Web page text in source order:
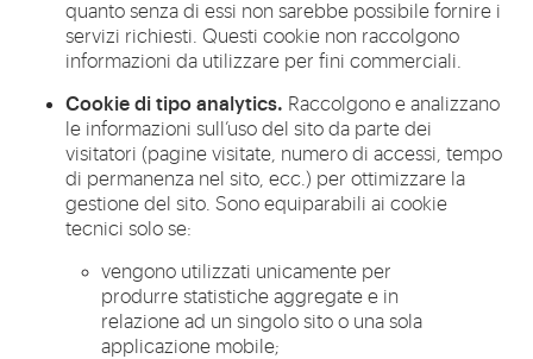
quanto senza di essi non sarebbe possibile fornire i
servizi richiesti. Questi cookie non raccolgono
informazioni da utilizzare per fini commerciali.
Cookie di tipo analytics. Raccolgono e analizzano
le informazioni sull’uso del sito da parte dei
visitatori (pagine visitate, numero di accessi, tempo
di permanenza nel sito, ecc.) per ottimizzare la
gestione del sito. Sono equiparabili ai cookie
tecnici solo se:
vengono utilizzati unicamente per
produrre statistiche aggregate e in
relazione ad un singolo sito o una sola
applicazione mobile;